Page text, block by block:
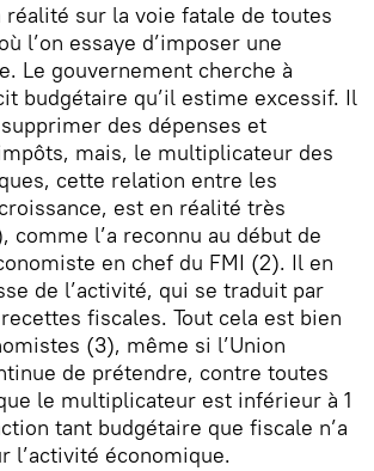
réalité sur la voie fatale de toutes
l’on essaye d’imposer une
Le gouvernement cherche à
budgétaire qu’il estime excessif. Il
des dépenses et
mais, le multiplicateur des
cette relation entre les
est en réalité très
comme l’a reconnu au début de
en chef du FMI (2). Il en
de l’activité, qui se traduit par
fiscales. Tout cela est bien
(3), même si l’Union
de prétendre, contre toutes
le multiplicateur est inférieur à 1
tant budgétaire que fiscale n’a
l’activité économique.